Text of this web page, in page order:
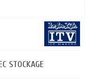
STOCKAGE